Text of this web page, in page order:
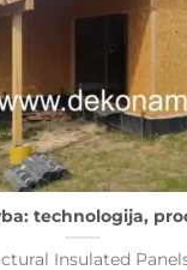
technologija,
Insulated